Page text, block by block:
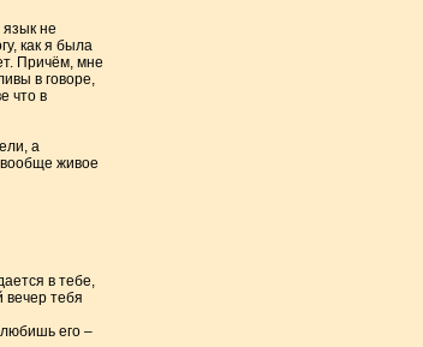
не
как я была
Причём, мне
в говоре,
что в
а
живое
в тебе,
вечер тебя
его –